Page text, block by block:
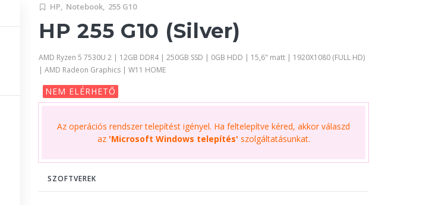
HP, Notebook, 255 G10
HP 255 G10 (Silver)
AMD Ryzen 5 7530U 2 | 12GB DDR4 | 250GB SSD | 0GB HDD | 15,6" matt | 1920X1080 (FULL HD)
| AMD Radeon Graphics | W11 HOME
NEM ELÉRHETŐ
Az operációs rendszer telepítést igényel. Ha feltelepítve kéred, akkor válaszd
az 'Microsoft Windows telepítés' szolgáltatásunkat.
SZOFTVEREK